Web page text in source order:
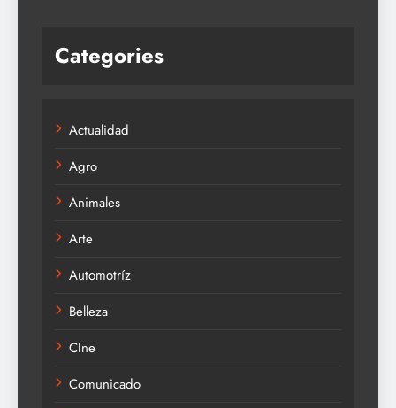
Categories
Actualidad
Agro
Animales
Arte
Automotríz
Belleza
CIne
Comunicado